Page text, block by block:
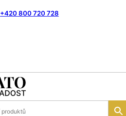
+420 800 720 728